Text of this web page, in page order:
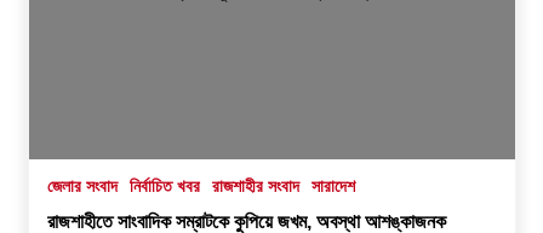
জেলার সংবাদ নির্বাচিত খবর রাজশাহীর সংবাদ সারাদেশ
রাজশাহীতে সাংবাদিক সম্রাটকে কুপিয়ে জখম, অবস্থা আশঙ্কাজনক